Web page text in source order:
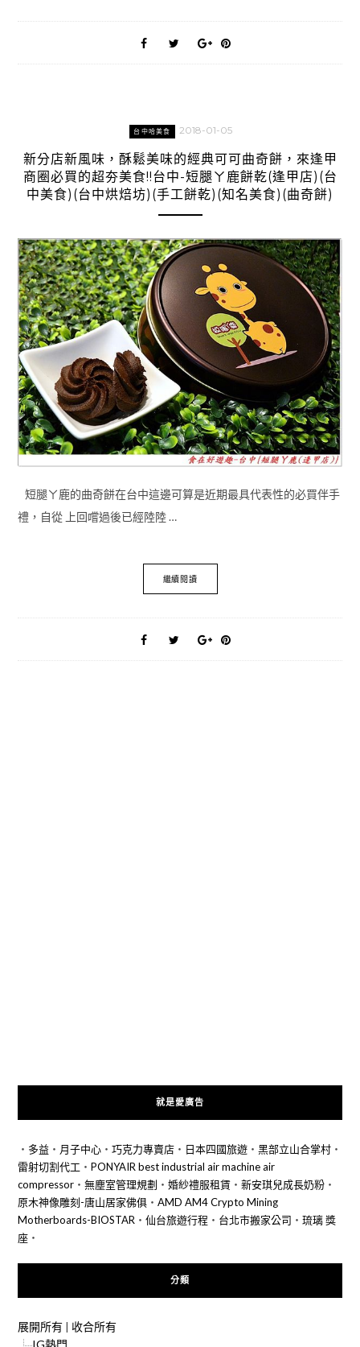
台中哈美食 2018-01-05
新分店新風味，酥鬆美味的經典可可曲奇餅，來逢甲
商圈必買的超夯美食!!台中-短腿ㄚ鹿餅乾(逢甲店)(台
中美食)(台中烘焙坊)(手工餅乾)(知名美食)(曲奇餅)
短腿ㄚ鹿的曲奇餅在台中這邊可算是近期最具代表性的必買伴手
禮，自從 上回嚐過後已經陸陸 …
繼續閱讀
就是愛廣告
‧ 多益‧ 月子中心‧ 巧克力專賣店‧ 日本四國旅遊‧ 黑部立山合掌村‧
雷射切割代工 ‧ PONYAIR best industrial air machine air
compressor‧ 無塵室管理規劃 ‧ 婚紗禮服租賃‧ 新安琪兒成長奶粉‧
原木神像雕刻-唐山居家佛俱‧ AMD AM4 Crypto Mining
Motherboards-BIOSTAR ‧ 仙台旅遊行程 ‧ 台北市搬家公司 ‧ 琉璃 獎
座‧
分類
展開所有| 收合所有